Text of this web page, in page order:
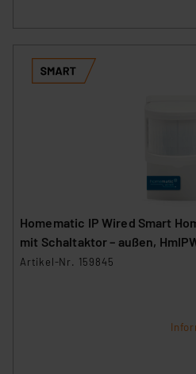
Homematic IP Wired Smart
mit Schaltaktor – außen,
Artikel-Nr. 159845